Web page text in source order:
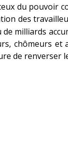
du pouvoir
des
milliards
chômeurs
de renverser